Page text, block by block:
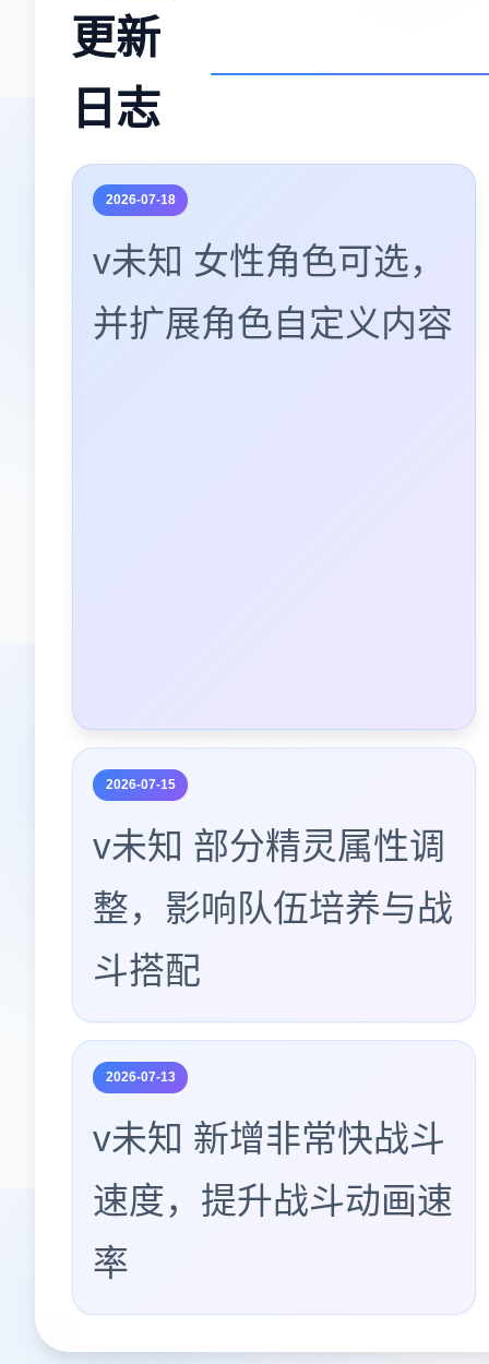
更新
日志
2026-07-18
v未知 女性角色可选，
并扩展角色自定义内容
2026-07-15
v未知 部分精灵属性调
整，影响队伍培养与战
斗搭配
2026-07-13
v未知 新增非常快战斗
速度，提升战斗动画速
率